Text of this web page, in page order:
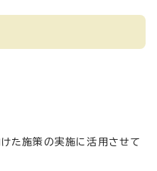
た施策の実施に活用させて